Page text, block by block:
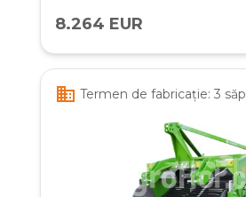
8.264 EUR
business Termen de fabricație: 3